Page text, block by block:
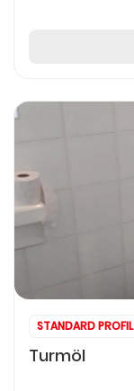
STANDARD PROFIL
Turmöl